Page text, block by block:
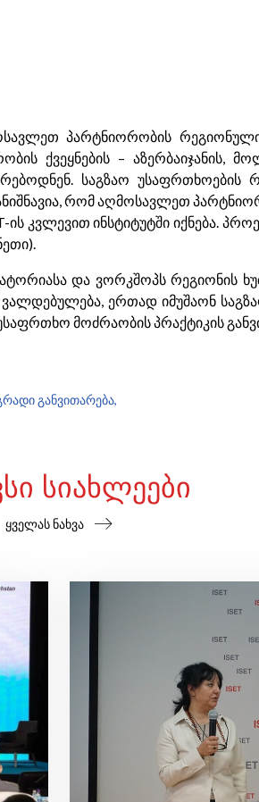
პარტნიორობის
ქვეყნების – აზერბაიჯანის,
საგზაო
რომ აღმოსავლეთ
ის კვლევით ინსტიტუტში იქნება.
და ვორკშოპს რეგიონის
ერთად იმუშაონ
მოძრაობის პრაქტიკის
განვითარება,
ᲡᲘᲐᲮᲚᲔᲔᲑᲘ
ყველას ნახვა